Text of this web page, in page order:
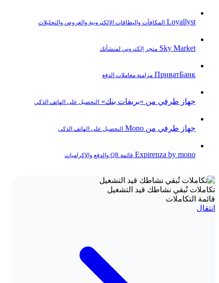
Loyallyst المكافآت والبطاقات الإلكترونية والعروض والتحليلات
Sky Market متجر إلكتروني لمنشأتك
ПриватБанк مزامنة معاملات الدفع
جهاز طرفي من «بريفات بنك» التحصيل على الهاتف الذكي
جهاز طرفي من Mono التحصيل على الهاتف الذكي
Expirenza by mono قائمة QR والدفع والإكراميات
تكاملات تُبقي نشاطك قيد التشغيل
قائمة التكاملات
انتقال